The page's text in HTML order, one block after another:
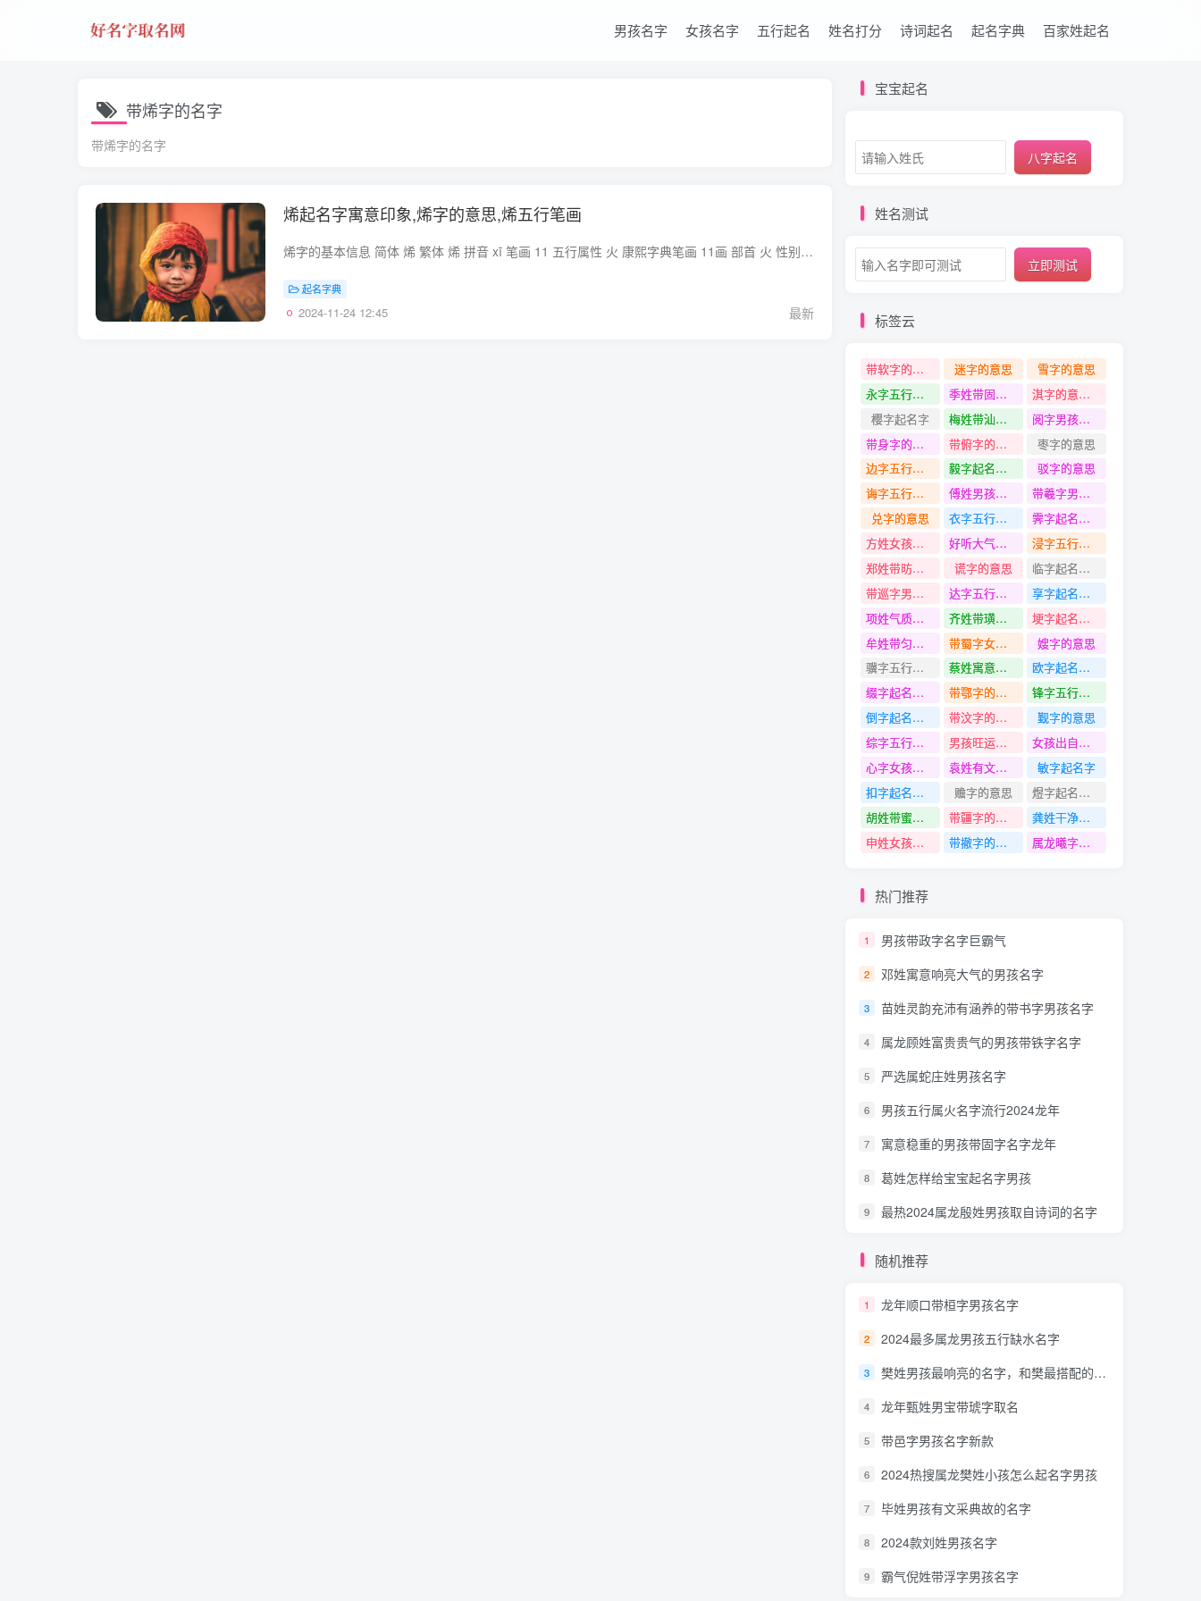
男孩名字 女孩名字 五行起名 姓名打分 诗词起名 起名字典 百家姓起名
带烯字的名字
带烯字的名字
烯起名字寓意印象,烯字的意思,烯五行笔画
烯字的基本信息 简体 烯 繁体 烯 拼音 xī 笔画 11 五行属性 火 康熙字典笔画 11画 部首 火 性别 男孩女孩均可 烯字的意思、字义是什么 〔烯烃〕分子中含有碳碳双键的烃类化合物的总称。是一类...
起名字典
2024-11-24 12:45 最新
宝宝起名
八字起名
姓名测试
立即测试
标签云
带软字的名字 迷字的意思
雪字的意思
永字五行是什么
季姓带固字名字
淇字的意思和含义是什么
樱字起名字
梅姓带汕字名字
阅字男孩名字推荐2024年
带身字的名字
带俯字的名字
枣字的意思
边字五行是什么
毅字起名寓意
驳字的意思
诲字五行是什么
傅姓男孩名字
带羲字男孩名字
兑字的意思
衣字五行是什么
霁字起名寓意
方姓女孩名字
好听大气点的男孩名字
浸字五行是什么
郑姓带昉字名字
谎字的意思
临字起名寓意
带巡字男孩名字
达字五行是什么
享字起名寓意
项姓气质好的名字
齐姓带璜字名字
埂字起名寓意
牟姓带匀字名字
带蜀字女孩名字
嫂字的意思
骥字五行是什么
蔡姓寓意显赫尊贵的名字
欧字起名寓意
缀字起名寓意
带鄂字的名字
锋字五行是什么
倒字起名寓意
带汶字的名字
觐字的意思
综字五行是什么
男孩旺运的名字
女孩出自论语的名字
心字女孩名字大全
袁姓有文化气息的名字
敏字起名字
扣字起名寓意
赡字的意思
煜字起名寓意
胡姓带蜜字名字
带疆字的名字
龚姓干净气质有底蕴的名字
申姓女孩名字
带撤字的名字 属龙曦字的意思和含义是什么
热门推荐
1 男孩带政字名字巨霸气
2 邓姓寓意响亮大气的男孩名字
3 苗姓灵韵充沛有涵养的带书字男孩名字
4 属龙顾姓富贵贵气的男孩带铁字名字
5 严选属蛇庄姓男孩名字
6 男孩五行属火名字流行2024龙年
7 寓意稳重的男孩带固字名字龙年
8 葛姓怎样给宝宝起名字男孩
9 最热2024属龙殷姓男孩取自诗词的名字
随机推荐
1 龙年顺口带桓字男孩名字
2 2024最多属龙男孩五行缺水名字
3 樊姓男孩最响亮的名字，和樊最搭配的男孩名
4 龙年甄姓男宝带琥字取名
5 带邑字男孩名字新款
6 2024热搜属龙樊姓小孩怎么起名字男孩
7 毕姓男孩有文采典故的名字
8 2024款刘姓男孩名字
9 霸气倪姓带浮字男孩名字